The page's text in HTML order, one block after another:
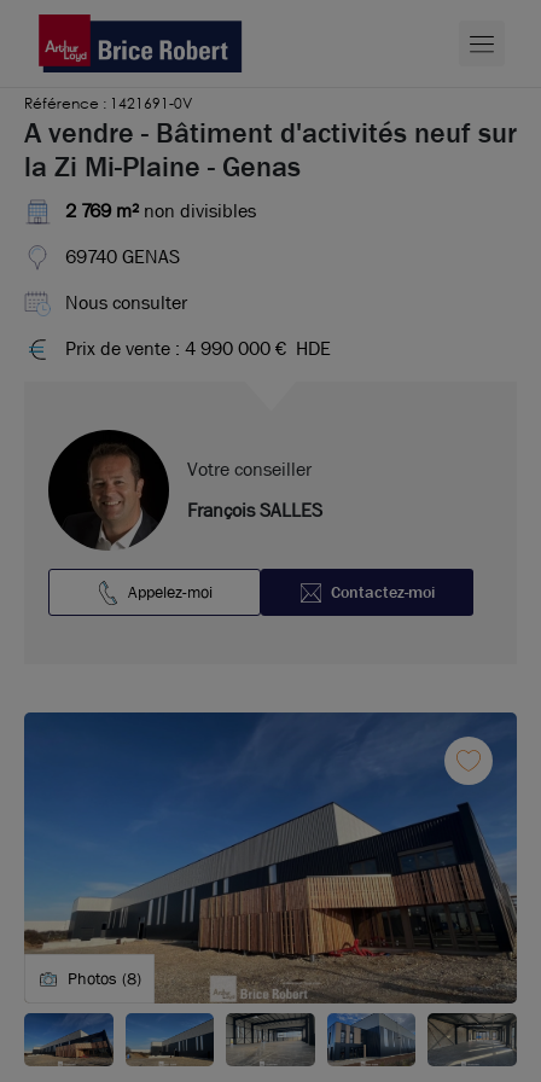
Référence : 1421691-0V
A vendre - Bâtiment d'activités neuf sur
la Zi Mi-Plaine - Genas
2 769 m² non divisibles
69740 GENAS
Nous consulter
Prix de vente : 4 990 000 € HDE
Votre conseiller
François SALLES
Appelez-moi Contactez-moi
Photos (8)